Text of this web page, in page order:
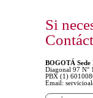
Si
BOGOTÁ Sede
Diagonal 97 N°
PBX (1)
Email: